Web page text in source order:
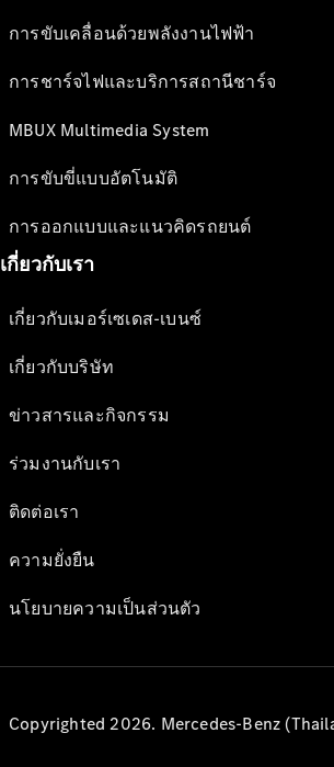
การขับเคลื่อนด้วยพลังงานไฟฟ้า
การชาร์จไฟและบริการสถานีชาร์จ
MBUX Multimedia System
การขับขี่แบบอัตโนมัติ
การออกแบบและแนวคิดรถยนต์
เกี่ยวกับเรา
เกี่ยวกับเมอร์เซเดส-เบนซ์
เกี่ยวกับบริษัท
ข่าวสารและกิจกรรม
ร่วมงานกับเรา
ติดต่อเรา
ความยั่งยืน
นโยบายความเป็นส่วนตัว
Copyrighted 2026. Mercedes-Benz